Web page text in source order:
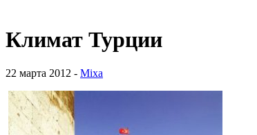
Климат Турции
22 марта 2012 - Mixa